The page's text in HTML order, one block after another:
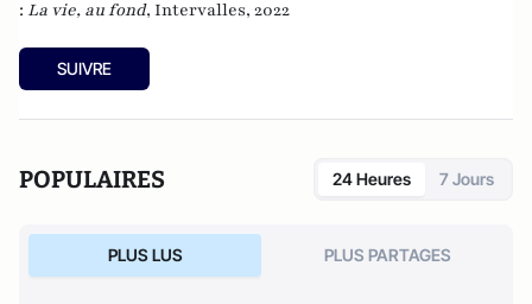
: La vie, au fond, Intervalles, 2022
SUIVRE
POPULAIRES 24 Heures 7 Jours
PLUS LUS PLUS PARTAGES